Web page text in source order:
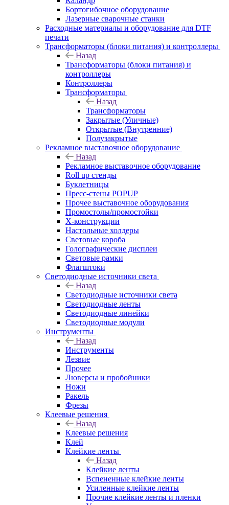
Бортогибочное оборудование
Лазерные сварочные станки
Расходные материалы и оборудование для DTF
печати
Трансформаторы (блоки питания) и контроллеры
Назад
Трансформаторы (блоки питания) и
контроллеры
Контроллеры
Трансформаторы
Назад
Трансформаторы
Закрытые (Уличные)
Открытые (Внутренние)
Полузакрытые
Рекламное выставочное оборудование
Назад
Рекламное выставочное оборудование
Roll up стенды
Буклетницы
Пресс-стены POPUP
Прочее выставочное оборудования
Промостолы/промостойки
Х-конструкции
Настольные холдеры
Световые короба
Голографические дисплеи
Световые рамки
Флагштоки
Светодиодные источники света
Назад
Светодиодные источники света
Светодиодные ленты
Светодиодные линейки
Светодиодные модули
Инструменты
Назад
Инструменты
Лезвие
Прочее
Люверсы и пробойники
Ножи
Ракель
Фрезы
Клеевые решения
Назад
Клеевые решения
Клей
Клейкие ленты
Назад
Клейкие ленты
Вспененные клейкие ленты
Усиленные клейкие ленты
Прочие клейкие ленты и пленки